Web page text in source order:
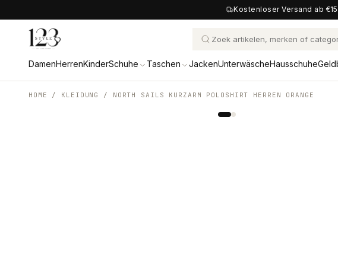
Kostenloser Versand ab
DamenHerrenKinderSchuhe Taschen JackenUnterwäscheHausschuhe
HOME / KLEIDUNG / NORTH SAILS KURZARM POLOSHIRT HERREN ORANGE